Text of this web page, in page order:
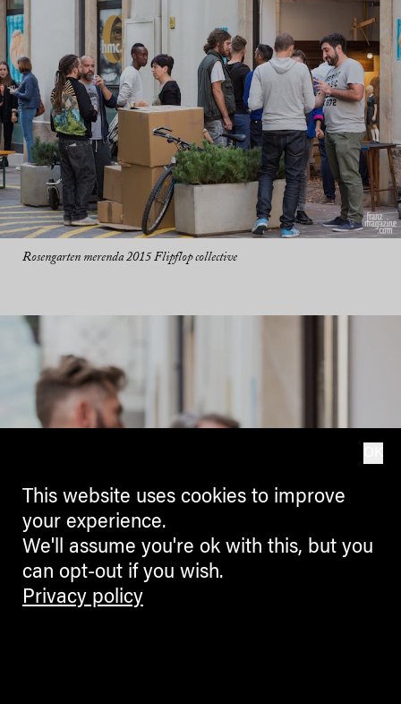
Rosengarten merenda 2015 Flipflop collective
This website uses cookies to improve
your experience.
We'll assume you're ok with this, but you
can opt-out if you wish.
Privacy policy